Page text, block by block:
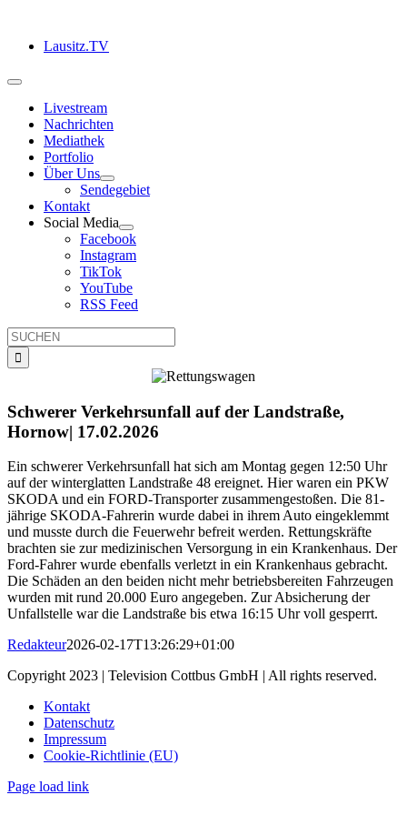
springenLausitz.TV
Toggle
NavigationLivestream
Nachrichten
Mediathek
Portfolio
Über Uns
Sendegebiet
Kontakt
Social Media
Facebook
Instagram
TikTok
YouTube
RSS Feed
Suche
nach:
Schwerer Verkehrsunfall auf der Landstraße,
Hornow| 17.02.2026
Ein schwerer Verkehrsunfall hat sich am Montag gegen 12:50 Uhr
auf der winterglatten Landstraße 48 ereignet. Hier waren ein PKW
SKODA und ein FORD-Transporter zusammengestoßen. Die 81-
jährige SKODA-Fahrerin wurde dabei in ihrem Auto eingeklemmt
und musste durch die Feuerwehr befreit werden. Rettungskräfte
brachten sie zur medizinischen Versorgung in ein Krankenhaus. Der
Ford-Fahrer wurde ebenfalls verletzt in ein Krankenhaus gebracht.
Die Schäden an den beiden nicht mehr betriebsbereiten Fahrzeugen
wurden mit rund 20.000 Euro angegeben. Zur Absicherung der
Unfallstelle war die Landstraße bis etwa 16:15 Uhr voll gesperrt.
Redakteur2026-02-17T13:26:29+01:00
Copyright 2023 | Television Cottbus GmbH | All rights reserved.
Kontakt
Datenschutz
Impressum
Cookie-Richtlinie (EU)
Page load link